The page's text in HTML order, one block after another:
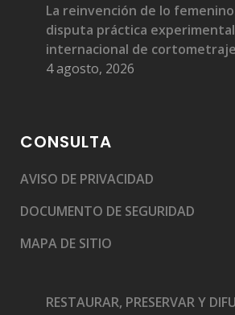
La reinvención de lo
disputa práctica
internacional de cortometraje
4 agosto, 2026
CONSULTA
AVISO DE PRIVACIDAD
DOCUMENTO DE SEGURIDAD
MAPA DE SITIO
RESTAURAR, PRESERVAR Y